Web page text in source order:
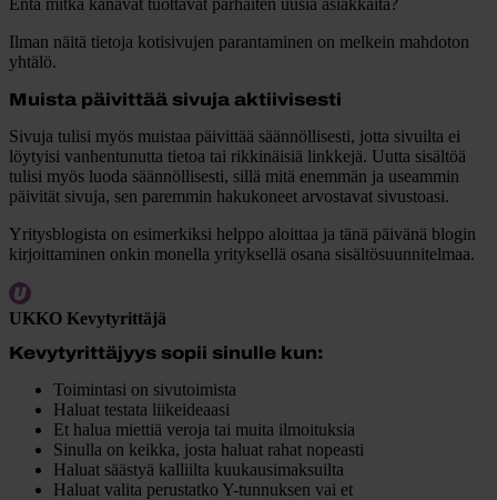
Ilman näitä tietoja kotisivujen parantaminen on melkein mahdoton
yhtälö.
Muista päivittää sivuja aktiivisesti
Sivuja tulisi myös muistaa päivittää säännöllisesti, jotta sivuilta ei
löytyisi vanhentunutta tietoa tai rikkinäisiä linkkejä. Uutta sisältöä
tulisi myös luoda säännöllisesti, sillä mitä enemmän ja useammin
päivität sivuja, sen paremmin hakukoneet arvostavat sivustoasi.
Yritysblogista on esimerkiksi helppo aloittaa ja tänä päivänä blogin
kirjoittaminen onkin monella yrityksellä osana sisältösuunnitelmaa.
UKKO Kevytyrittäjä
Kevytyrittäjyys sopii sinulle kun:
Toimintasi on sivutoimista
Haluat testata liikeideaasi
Et halua miettiä veroja tai muita ilmoituksia
Sinulla on keikka, josta haluat rahat nopeasti
Haluat säästyä kalliilta kuukausimaksuilta
Haluat valita perustatko Y-tunnuksen vai et